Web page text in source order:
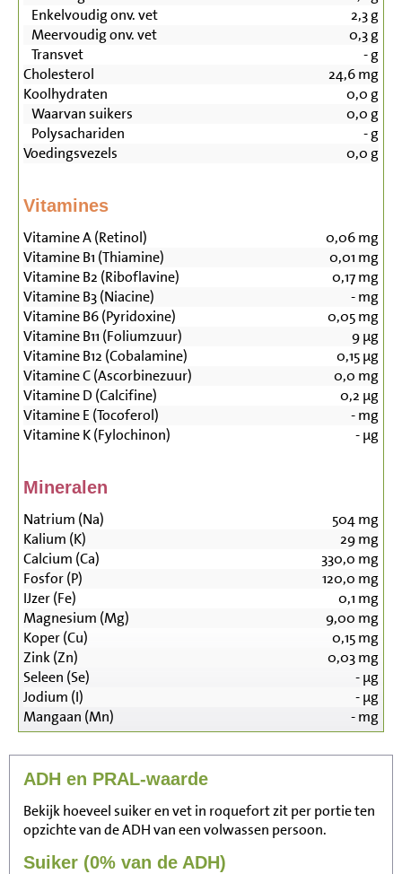
Enkelvoudig onv. vet
2,3g
Meervoudig onv. vet
0,3g
Transvet
-g
Cholesterol
24,6mg
Koolhydraten
0,0 g
Waarvan suikers
0,0 g
Polysachariden
-g
Voedingsvezels
0,0 g
Vitamines
Vitamine A (Retinol) 0,06mg
Vitamine B1 (Thiamine)
0,01 mg
Vitamine B2 (Riboflavine)
0,17mg
Vitamine B3 (Niacine)
-mg
Vitamine B6 (Pyridoxine)
0,05mg
Vitamine B11 (Foliumzuur)
9µg
Vitamine B12 (Cobalamine)
0,15µg
Vitamine C (Ascorbinezuur)
0,0 mg
Vitamine D (Calcifine)
0,2 µg
Vitamine E (Tocoferol)
-mg
Vitamine K (Fylochinon)
-µg
Mineralen
Natrium (Na) 504mg
Kalium (K)
29mg
Calcium (Ca)
330,0 mg
Fosfor (P)
120,0 mg
IJzer (Fe)
0,1 mg
Magnesium (Mg)
9,00 mg
Koper (Cu)
0,15mg
Zink (Zn)
0,03mg
Seleen (Se)
-µg
Jodium (I)
-µg
Mangaan (Mn)
-mg
ADH en PRAL-waarde
Bekijk hoeveel suiker en vet in roquefort zit per portie ten
opzichte van de ADH van een volwassen persoon.
Suiker (0% van de ADH)